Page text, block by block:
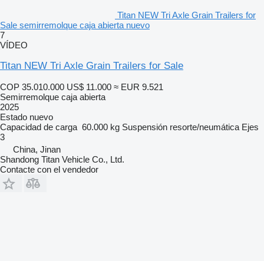
Titan NEW Tri Axle Grain Trailers for
Sale semirremolque caja abierta nuevo
7
VÍDEO
Titan NEW Tri Axle Grain Trailers for Sale
COP 35.010.000 US$ 11.000 ≈ EUR 9.521
Semirremolque caja abierta
2025
Estado nuevo
Capacidad de carga 60.000 kg Suspensión resorte/neumática Ejes
3
China, Jinan
Shandong Titan Vehicle Co., Ltd.
Contacte con el vendedor